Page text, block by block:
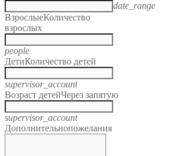
date_range
ВзрослыеКоличество
взрослых
people
ДетиКоличество детей
supervisor_account
Возраст детейЧерез запятую
supervisor_account
Дополнительнопожелания